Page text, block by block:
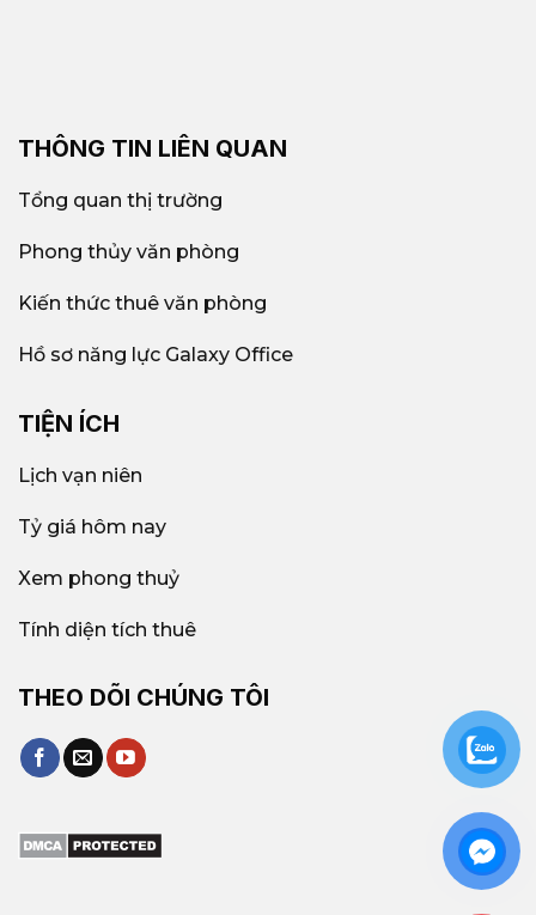
THÔNG TIN LIÊN QUAN
Tổng quan thị trường
Phong thủy văn phòng
Kiến thức thuê văn phòng
Hồ sơ năng lực Galaxy Office
TIỆN ÍCH
Lịch vạn niên
Tỷ giá hôm nay
Xem phong thuỷ
Tính diện tích thuê
THEO DÕI CHÚNG TÔI